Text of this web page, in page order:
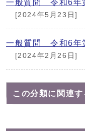
一般質問 令和6年
[2024年5月23日]
一般質問 令和6年
[2024年2月26日]
この分類に関連す